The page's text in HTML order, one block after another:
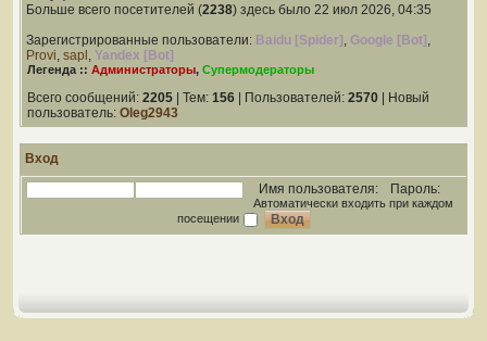
Больше всего посетителей (2238) здесь было 22 июл 2026, 04:35
Зарегистрированные пользователи: Baidu [Spider] , Google [Bot] ,
Provi, sapl , Yandex [Bot]
Легенда :: Администраторы, Супермодераторы
Всего сообщений: 2205 | Тем: 156 | Пользователей: 2570 | Новый
пользователь: Oleg2943
Вход
Имя пользователя:
Пароль:
Автоматически входить при каждом
посещении